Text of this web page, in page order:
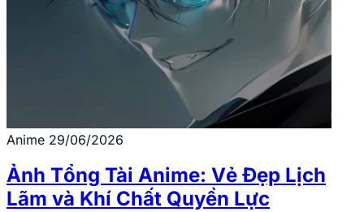
Anime 29/06/2026
Ảnh Tổng Tài Anime: Vẻ Đẹp Lịch
Lãm và Khí Chất Quyền Lực